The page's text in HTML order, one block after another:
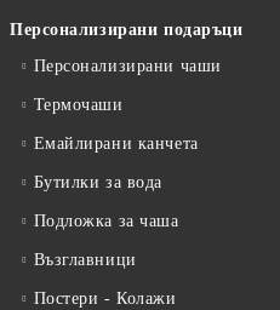
Персонализирани подаръци
Персонализирани чаши
Термочаши
Емайлирани канчета
Бутилки за вода
Подложка за чаша
Възглавници
Постери - Колажи